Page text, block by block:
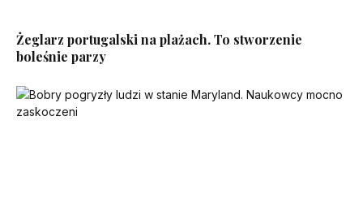
Żeglarz portugalski na plażach. To stworzenie
boleśnie parzy